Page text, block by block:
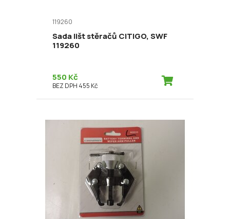
119260
Sada lišt stěračů CITIGO, SWF
119260
550 Kč
BEZ DPH 455 Kč